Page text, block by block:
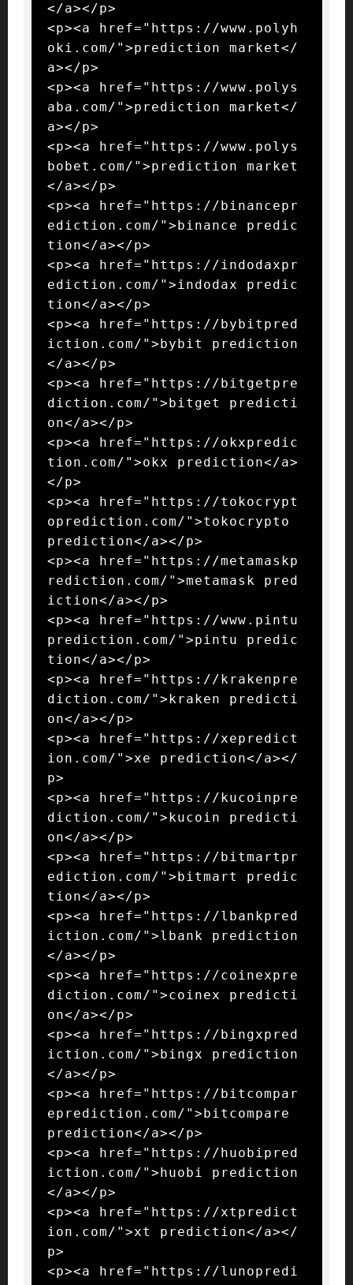
</a></p>
<p><a href="https://www.polyh
oki.com/">prediction market</
a></p>
<p><a href="https://www.polys
aba.com/">prediction market</
a></p>
<p><a href="https://www.polys
bobet.com/">prediction market
</a></p>
<p><a href="https://binancepr
ediction.com/">binance predic
tion</a></p>
<p><a href="https://indodaxpr
ediction.com/">indodax predic
tion</a></p>
<p><a href="https://bybitpred
iction.com/">bybit prediction
</a></p>
<p><a href="https://bitgetpre
diction.com/">bitget predicti
on</a></p>
<p><a href="https://okxpredic
tion.com/">okx prediction</a>
</p>
<p><a href="https://tokocrypt
oprediction.com/">tokocrypto
prediction</a></p>
<p><a href="https://metamaskp
rediction.com/">metamask pred
iction</a></p>
<p><a href="https://www.pintu
prediction.com/">pintu predic
tion</a></p>
<p><a href="https://krakenpre
diction.com/">kraken predicti
on</a></p>
<p><a href="https://xepredict
ion.com/">xe prediction</a></
p>
<p><a href="https://kucoinpre
diction.com/">kucoin predicti
on</a></p>
<p><a href="https://bitmartpr
ediction.com/">bitmart predic
tion</a></p>
<p><a href="https://lbankpred
iction.com/">lbank prediction
</a></p>
<p><a href="https://coinexpre
diction.com/">coinex predicti
on</a></p>
<p><a href="https://bingxpred
iction.com/">bingx prediction
</a></p>
<p><a href="https://bitcompar
eprediction.com/">bitcompare
prediction</a></p>
<p><a href="https://huobipred
iction.com/">huobi prediction
</a></p>
<p><a href="https://xtpredict
ion.com/">xt prediction</a></
p>
<p><a href="https://lunopredi